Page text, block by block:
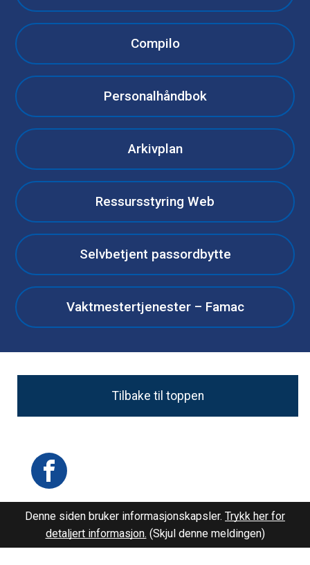
Compilo
Personalhåndbok
Arkivplan
Ressursstyring Web
Selvbetjent passordbytte
Vaktmestertjenester – Famac
Tilbake til toppen
Facebook
Denne siden bruker informasjonskapsler. Trykk her for
detaljert informasjon. (Skjul denne meldingen)